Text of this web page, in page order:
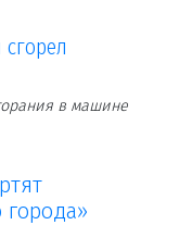
в машине
города»